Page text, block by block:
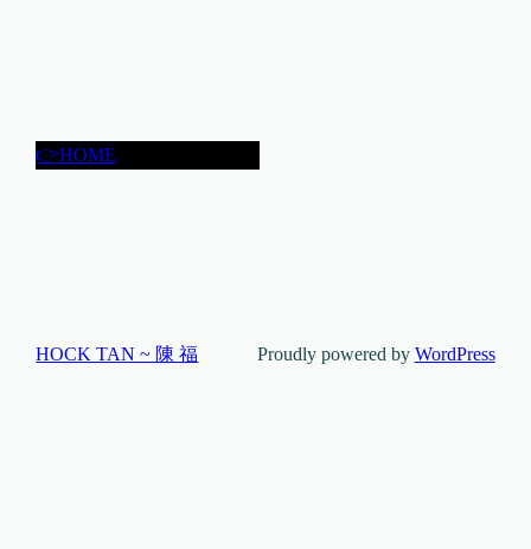
👉HOME
HOCK TAN ~ 陳 福 Proudly powered by WordPress